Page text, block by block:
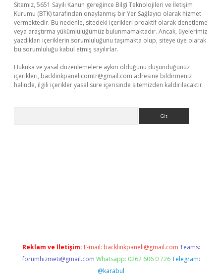
Sitemiz, 5651 Sayılı Kanun gereğince Bilgi Teknolojileri ve İletişim
Kurumu (BTK) tarafından onaylanmış bir Yer Sağlayıcı olarak hizmet
vermektedir. Bu nedenle, sitedeki içerikleri proaktif olarak denetleme
veya araştırma yükümlülüğümüz bulunmamaktadır. Ancak, üyelerimiz
yazdıkları içeriklerin sorumluluğunu taşımakta olup, siteye üye olarak
bu sorumluluğu kabul etmiş sayılırlar.
Hukuka ve yasal düzenlemelere aykırı olduğunu düşündüğünüz
içerikleri, backlinkpanelicomtr@gmail.com adresine bildirmeniz
halinde, ilgili içerikler yasal süre içerisinde sitemizden kaldırılacaktır.
Reklam ve İletişim: E-mail: backlinkpaneli@gmail.com Teams:
forumhizmeti@gmail.com Whatsapp: 0262 606 0 726 Telegram:
@karabul